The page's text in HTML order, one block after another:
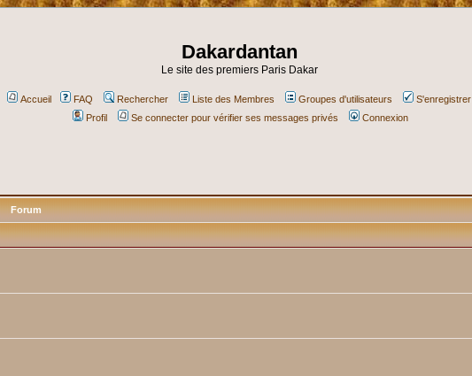
Dakardantan
Le site des premiers Paris Dakar
Accueil FAQ Rechercher Liste des Membres Groupes d'utilisateurs
S'enregistrer
Profil
Se connecter pour vérifier ses messages privés Connexion
Forum